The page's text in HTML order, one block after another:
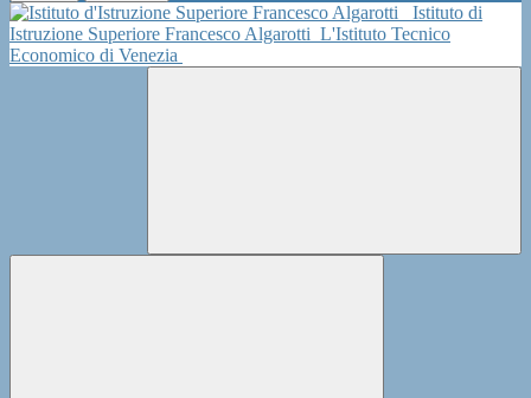
Istituto di
Istruzione Superiore Francesco Algarotti L'Istituto Tecnico
Economico di Venezia